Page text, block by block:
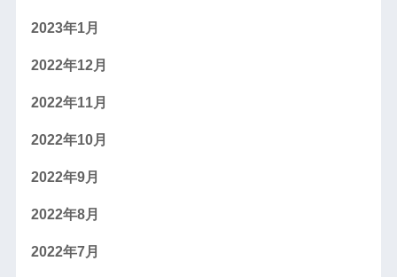
2023年1月
2022年12月
2022年11月
2022年10月
2022年9月
2022年8月
2022年7月